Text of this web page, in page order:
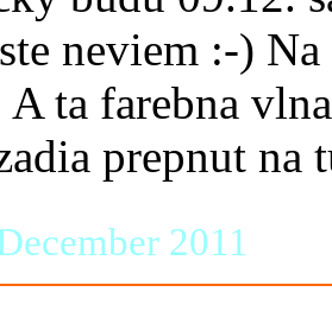
neviem :-)
ta farebna
prepnut na
2011